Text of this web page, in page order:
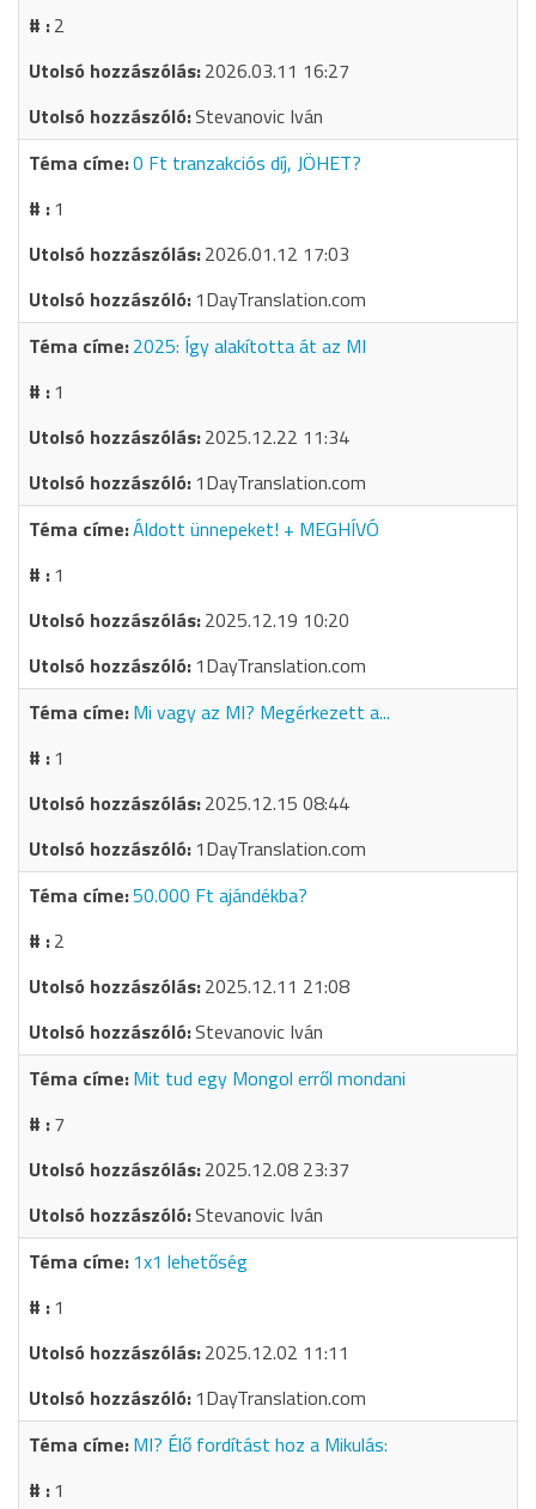
2
2026.03.11 16:27
Stevanovic Iván
0 Ft tranzakciós díj, JÖHET?
1
2026.01.12 17:03
1DayTranslation.com
2025: Így alakította át az MI
1
2025.12.22 11:34
1DayTranslation.com
Áldott ünnepeket! + MEGHÍVÓ
1
2025.12.19 10:20
1DayTranslation.com
Mi vagy az MI? Megérkezett a...
1
2025.12.15 08:44
1DayTranslation.com
50.000 Ft ajándékba?
2
2025.12.11 21:08
Stevanovic Iván
Mit tud egy Mongol erről mondani
7
2025.12.08 23:37
Stevanovic Iván
1x1 lehetőség
1
2025.12.02 11:11
1DayTranslation.com
MI? Élő fordítást hoz a Mikulás:
1